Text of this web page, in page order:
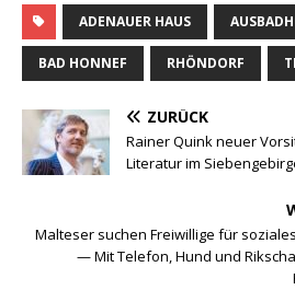
ADENAUER HAUS
BAD HONNEF RHÖNDORF
ZURÜCK
Rainer Quink neuer
Literatur im
Malteser suchen Freiwillige für
— Mit Telefon, Hund und